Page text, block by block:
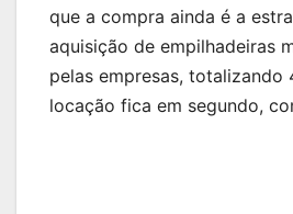
que a compra ainda é a
aquisição de empilhadeiras
pelas empresas, totalizando
locação fica em segundo,